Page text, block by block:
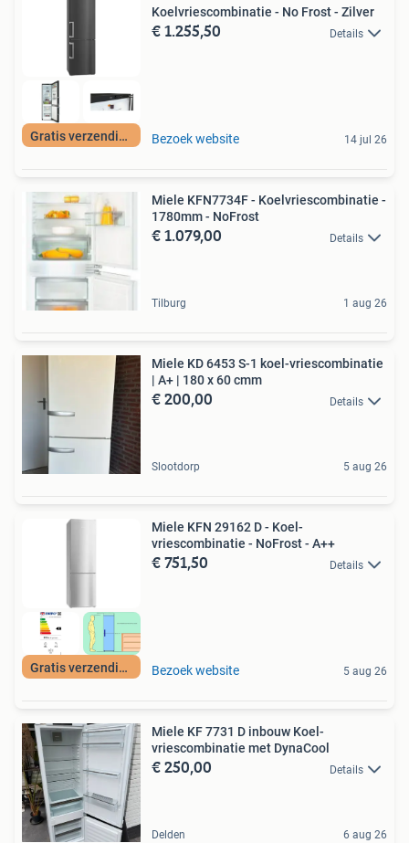
Gratis verzending
Koelvriescombinatie - No Frost - Zilver
€ 1.255,50 Details
Bezoek website 14 jul 26
Miele KFN7734F - Koelvriescombinatie -
1780mm - NoFrost
€ 1.079,00 Details
Tilburg 1 aug 26
Miele KD 6453 S-1 koel-vriescombinatie
| A+ | 180 x 60 cmm
€ 200,00 Details
Slootdorp 5 aug 26
Gratis verzending
Miele KFN 29162 D - Koel-
vriescombinatie - NoFrost - A++
€ 751,50 Details
Bezoek website 5 aug 26
Miele KF 7731 D inbouw Koel-
vriescombinatie met DynaCool
€ 250,00 Details
Delden 6 aug 26